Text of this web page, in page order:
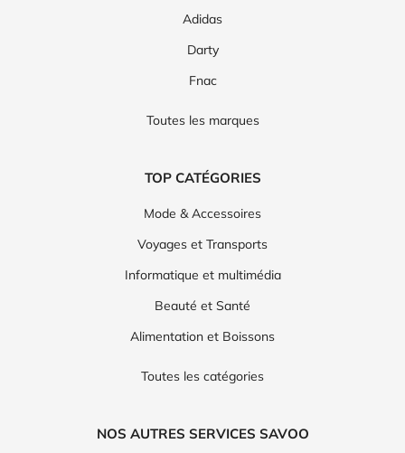
Adidas
Darty
Fnac
Toutes les marques
TOP CATÉGORIES
Mode & Accessoires
Voyages et Transports
Informatique et multimédia
Beauté et Santé
Alimentation et Boissons
Toutes les catégories
NOS AUTRES SERVICES SAVOO